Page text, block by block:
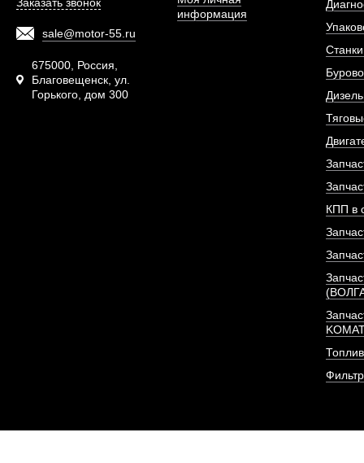
Втулка (40*50*45)
ПОД
sale@motor-55.ru
675000, Россия,
Благовещенск, ул.
Горького, дом 300
информация
КПП в